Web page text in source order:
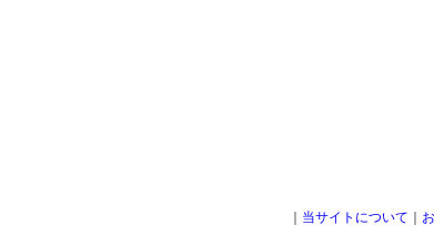
｜ 当サイトについて ｜